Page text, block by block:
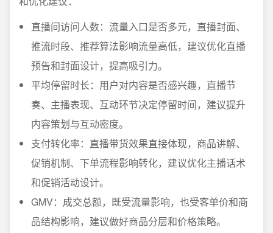
直播间访问人数：流量入口是否多元，直播封面、
推流时段、推荐算法影响流量高低，建议优化直播
预告和封面设计，提高吸引力。
平均停留时长：用户对内容是否感兴趣，直播节
奏、主播表现、互动环节决定停留时间，建议提升
内容策划与互动密度。
支付转化率：直播带货效果直接体现，商品讲解、
促销机制、下单流程影响转化，建议优化主播话术
和促销活动设计。
GMV：成交总额，既受流量影响，也受客单价和商
品结构影响，建议做好商品分层和价格策略。